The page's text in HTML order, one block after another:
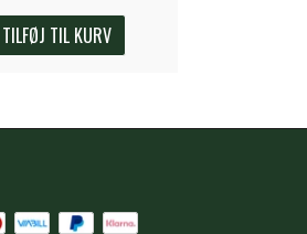
TILFØJ TIL KURV